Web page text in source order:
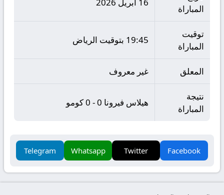
المباراة
توقيت
المباراة
19:45 بتوقيت الرياض
المعلق غير معروف
نتيجة
المباراة
هيلاس فيرونا 0 - 0 كومو
Facebook
Twitter
Whatsapp
Telegram